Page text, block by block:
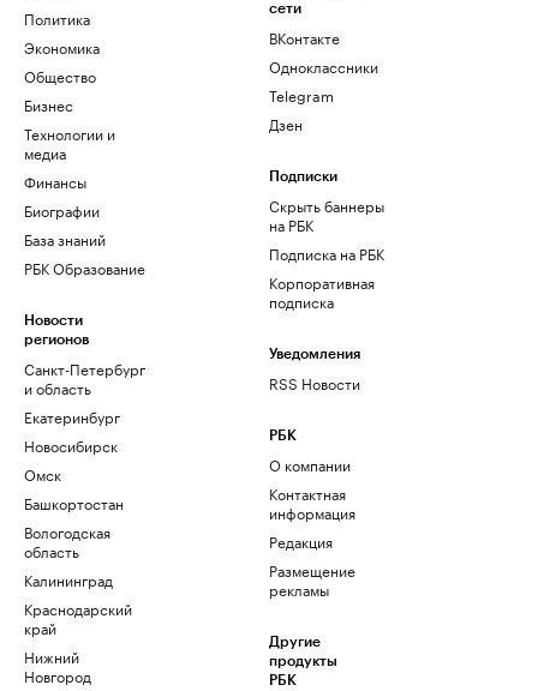
Политика
Экономика
Общество
Бизнес
Технологии и
медиа
Финансы
Биографии
База знаний
РБК Образование
Новости
регионов
Санкт-Петербург
и область
Екатеринбург
Новосибирск
Омск
Башкортостан
Вологодская
область
Калининград
Краснодарский
край
Нижний
Новгород
сети
ВКонтакте
Одноклассники
Telegram
Дзен
Подписки
Скрыть баннеры
на РБК
Подписка на РБК
Корпоративная
подписка
Уведомления
RSS Новости
РБК
О компании
Контактная
информация
Редакция
Размещение
рекламы
Другие
продукты
РБК